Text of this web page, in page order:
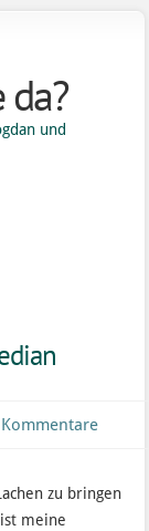
und
zu bringen
meine